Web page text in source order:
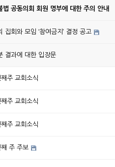
법 공동의회 회원 명부에 대한 주의 안내
집회와 모임 ‘참여금지’ 결정 공고
결과에 대한 입장문
주 교회소식
주 교회소식
주 교회소식
주 주보